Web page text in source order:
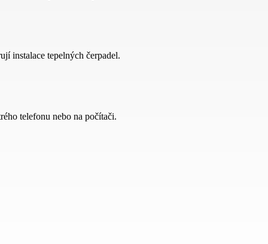
instalace tepelných čerpadel.
telefonu nebo na počítači.